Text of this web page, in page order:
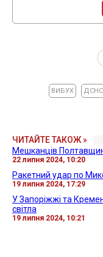
ВИБУХ ДСНС
ЧИТАЙТЕ ТАКОЖ »
Мешканців
22 липня 2024, 10:20
Ракетний удар по
19 липня 2024, 17:29
У Запоріжжі та
світла
19 липня 2024, 10:21